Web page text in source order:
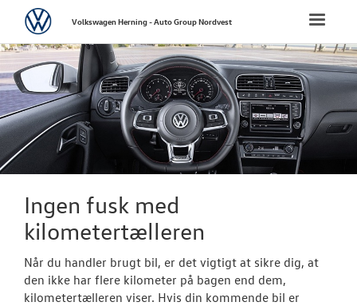
FORSIDE
NYE
NYE VAREBILER
Finansiering
Ingen fusk
Toggle
VolkswagenVolkswagen Herning - Auto Group Nordvest
Ingen fusk med
kilometertælleren
Når du handler brugt bil, er det vigtigt at sikre dig, at
den ikke har flere kilometer på bagen end dem,
kilometertælleren viser. Hvis din kommende bil er